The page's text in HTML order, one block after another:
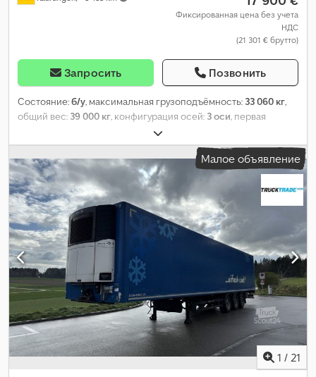
Фиксированная цена без учета
НДС
(21 301 € брутто)
Запросить Позвонить
Состояние:б/у, максимальная грузоподъёмность: 33 060 кг,
общий вес: 39 000 кг, конфигурация осей: 3 оси, первая
, следующая проверка (TÜV):
Год выпуска:2020, Оборудование:ABS,
Малое объявление
1 / 21